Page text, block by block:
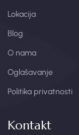
Lokacija
Blog
O nama
Oglašavanje
Politika privatnosti
Kontakt